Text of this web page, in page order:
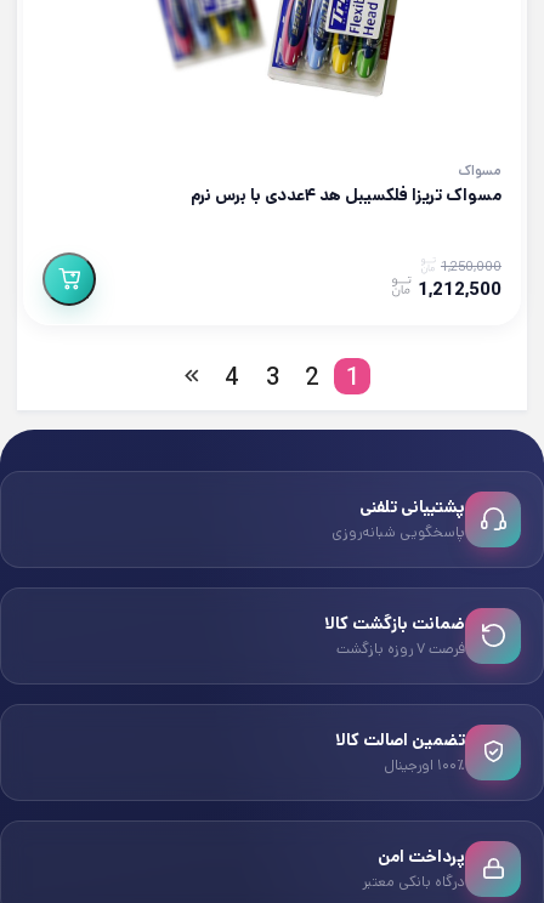
مسواک
مسواک تریزا فلکسیبل هد ۴عددی با برس نرم
1,250,000
1,212,500
1
2
3
4
پشتیبانی تلفنی
پاسخگویی شبانه‌روزی
ضمانت بازگشت کالا
فرصت ۷ روزه بازگشت
تضمین اصالت کالا
۱۰۰٪ اورجینال
پرداخت امن
درگاه بانکی معتبر